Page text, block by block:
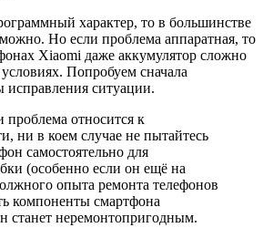
характер, то в большинстве
Но если проблема аппаратная, то
Xiaomi даже аккумулятор сложно
Попробуем сначала
ситуации.
проблема относится к
ни в коем случае не пытайтесь
самостоятельно для
(особенно если он ещё на
опыта ремонта телефонов
компоненты смартфона
станет неремонтопригодным.